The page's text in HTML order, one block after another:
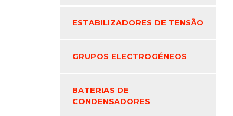
ESTABILIZADORES DE TENSÃO
GRUPOS ELECTROGÉNEOS
BATERIAS DE
CONDENSADORES